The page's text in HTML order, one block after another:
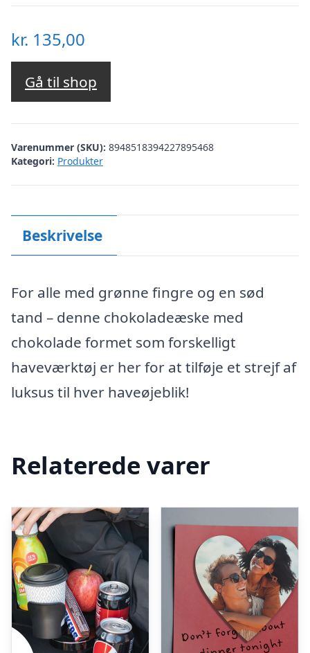
kr. 135,00
Gå til shop
Varenummer (SKU): 8948518394227895468
Kategori: Produkter
Beskrivelse
For alle med grønne fingre og en sød
tand – denne chokoladeæske med
chokolade formet som forskelligt
haveværktøj er her for at tilføje et strejf af
luksus til hver haveøjeblik!
Relaterede varer